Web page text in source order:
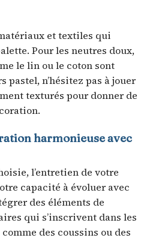
et textiles qui
Pour les neutres doux,
le lin ou le coton sont
pastel, n’hésitez pas à jouer
texturés pour donner de
harmonieuse avec
l’entretien de votre
capacité à évoluer avec
des éléments de
qui s’inscrivent dans les
des coussins ou des